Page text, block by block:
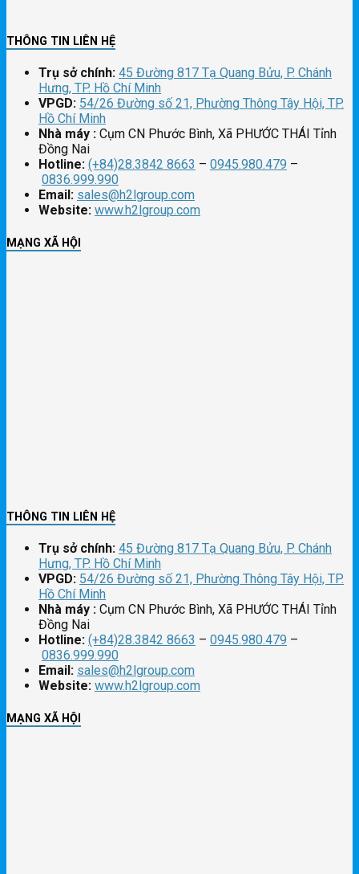
THÔNG TIN LIÊN HỆ
Trụ sở chính: 45 Đường 817 Tạ Quang Bửu, P. Chánh
Hưng, TP. Hồ Chí Minh
VPGD: 54/26 Đường số 21, Phường Thông Tây Hội, TP.
Hồ Chí Minh
Nhà máy : Cụm CN Phước Bình, Xã PHƯỚC THÁI Tỉnh
Đồng Nai
Hotline: (+84)28.3842 8663 – 0945.980.479 –
0836.999.990
Email: sales@h2lgroup.com
Website: www.h2lgroup.com
MẠNG XÃ HỘI
THÔNG TIN LIÊN HỆ
Trụ sở chính: 45 Đường 817 Tạ Quang Bửu, P. Chánh
Hưng, TP. Hồ Chí Minh
VPGD: 54/26 Đường số 21, Phường Thông Tây Hội, TP.
Hồ Chí Minh
Nhà máy : Cụm CN Phước Bình, Xã PHƯỚC THÁI Tỉnh
Đồng Nai
Hotline: (+84)28.3842 8663 – 0945.980.479 –
0836.999.990
Email: sales@h2lgroup.com
Website: www.h2lgroup.com
MẠNG XÃ HỘI